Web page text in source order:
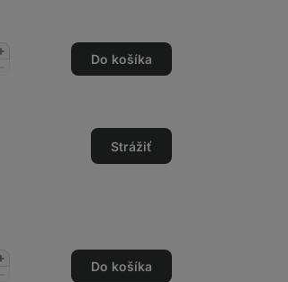
Pridať
Do košíka
Strážiť
Pridať
Do košíka